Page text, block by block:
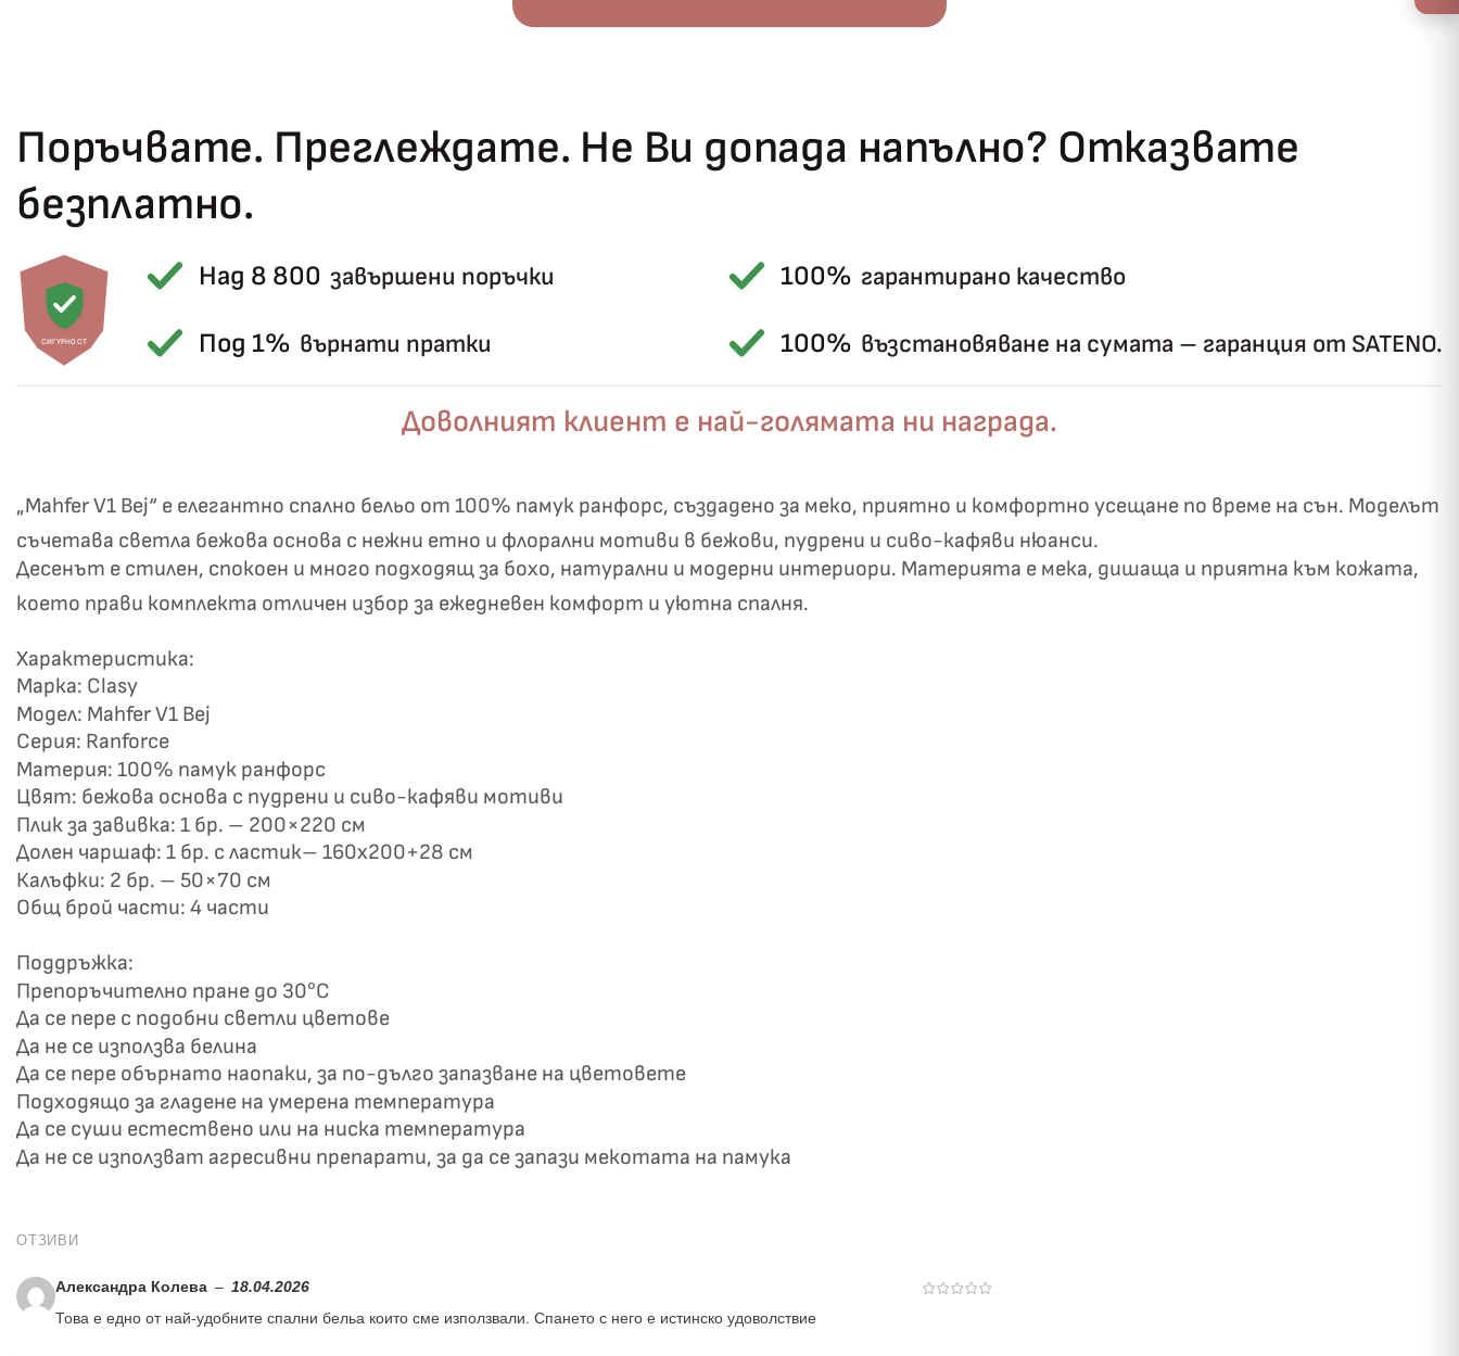
Поръчвате. Преглеждате. Не Ви допада напълно? Отказвате
безплатно.
СИГУРНОСТ
Над 8 800 завършени поръчки
Под 1% върнати пратки
100% гарантирано качество
100% възстановяване на сумата – гаранция от SATENO.
Доволният клиент е най-голямата ни награда.
„Mahfer V1 Bej“ е елегантно спално бельо от 100% памук ранфорс, създадено за меко, приятно и комфортно усещане по време на сън. Моделът
съчетава светла бежова основа с нежни етно и флорални мотиви в бежови, пудрени и сиво-кафяви нюанси.
Десенът е стилен, спокоен и много подходящ за бохо, натурални и модерни интериори. Материята е мека, дишаща и приятна към кожата,
което прави комплекта отличен избор за ежедневен комфорт и уютна спалня.
Характеристика:
Марка: Clasy
Модел: Mahfer V1 Bej
Серия: Ranforce
Материя: 100% памук ранфорс
Цвят: бежова основа с пудрени и сиво-кафяви мотиви
Плик за завивка: 1 бр. – 200×220 см
Долен чаршаф: 1 бр. с ластик– 160х200+28 см
Калъфки: 2 бр. – 50×70 см
Общ брой части: 4 части
Поддръжка:
Препоръчително пране до 30°C
Да се пере с подобни светли цветове
Да не се използва белина
Да се пере обърнато наопаки, за по-дълго запазване на цветовете
Подходящо за гладене на умерена температура
Да се суши естествено или на ниска температура
Да не се използват агресивни препарати, за да се запази мекотата на памука
ОТЗИВИ
Александра Колева – 18.04.2026
Това е едно от най-удобните спални бельа които сме използвали. Спането с него е истинско удоволствие
✦
✦
✦
Хавлиени кърпи – Комплект 2 части – 100% памук
0 €